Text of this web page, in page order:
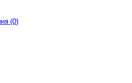
(0)